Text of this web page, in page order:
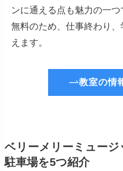
ンに通える点も魅力の一
無料のため、仕事終わり
えます。
教室の情
ベリーメリーミュージ
駐車場を5つ紹介